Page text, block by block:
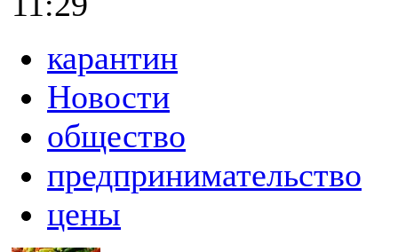
карантин
Новости
общество
предпринимательство
цены